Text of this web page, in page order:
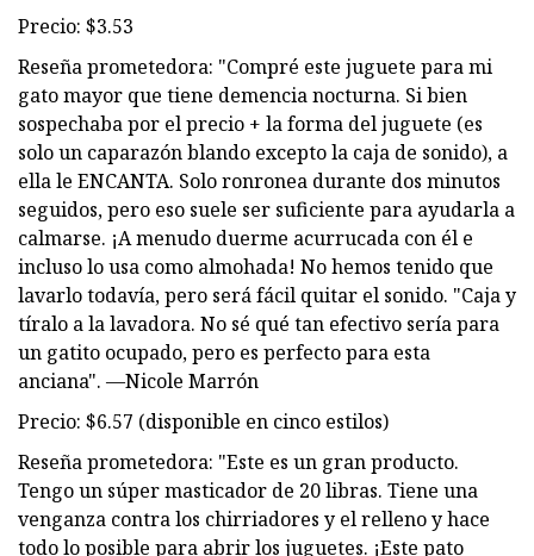
Precio: $3.53
Reseña prometedora: "Compré este juguete para mi
gato mayor que tiene demencia nocturna. Si bien
sospechaba por el precio + la forma del juguete (es
solo un caparazón blando excepto la caja de sonido), a
ella le ENCANTA. Solo ronronea durante dos minutos
seguidos, pero eso suele ser suficiente para ayudarla a
calmarse. ¡A menudo duerme acurrucada con él e
incluso lo usa como almohada! No hemos tenido que
lavarlo todavía, pero será fácil quitar el sonido. "Caja y
tíralo a la lavadora. No sé qué tan efectivo sería para
un gatito ocupado, pero es perfecto para esta
anciana". —Nicole Marrón
Precio: $6.57 (disponible en cinco estilos)
Reseña prometedora: "Este es un gran producto.
Tengo un súper masticador de 20 libras. Tiene una
venganza contra los chirriadores y el relleno y hace
todo lo posible para abrir los juguetes. ¡Este pato